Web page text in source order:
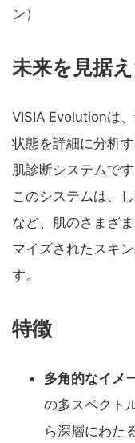
ン）
未来を見据
VISIA Evolutionは
状態を詳細に分析
肌診断システムで
このシステムは、
など、肌のさまざ
マイズされたスキ
す。
特徴
多角的なイメ
の多スペクト
ら深層にわた